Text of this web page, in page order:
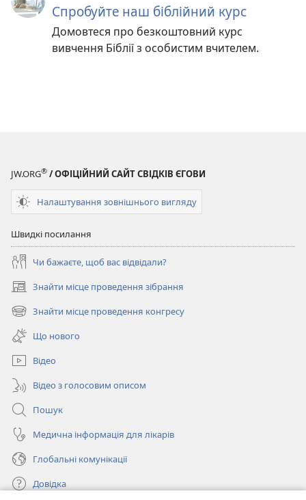
Спробуйте наш біблійний курс
Домовтеся про безкоштовний курс
вивчення Біблії з особистим вчителем.
JW.ORG® / ОФІЦІЙНИЙ САЙТ СВІДКІВ ЄГОВИ
Налаштування зовнішнього вигляду
Швидкі посилання
Чи бажаєте, щоб вас відвідали?
Знайти місце проведення зібрання
(відкривається
у
новому
вікні)
Знайти місце проведення конгресу
(відкривається
новому
вікні)
Що нового
Відео
Відео з голосовим описом
Пошук
Медична інформація для лікарів
Глобальні комунікації
Довідка